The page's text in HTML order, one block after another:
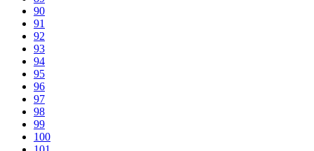
90
91
92
93
94
95
96
97
98
99
100